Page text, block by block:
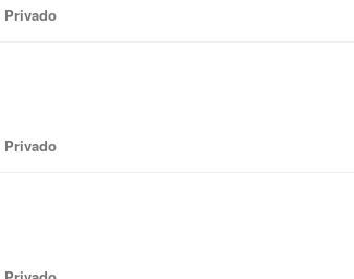
Privado
Privado